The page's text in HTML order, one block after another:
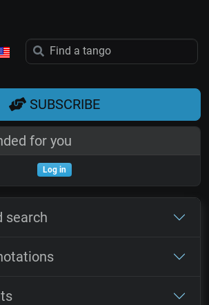
SUBSCRIBE
for you
Log in
search